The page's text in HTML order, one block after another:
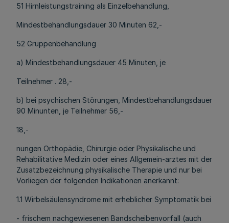
51 Hirnleistungstraining als Einzelbehandlung,
Mindestbehandlungsdauer 30 Minuten 62,-
52 Gruppenbehandlung
a) Mindestbehandlungsdauer 45 Minuten, je
Teilnehmer . 28,-
b) bei psychischen Störungen, Mindestbehandlungsdauer
90 Minunten, je Teilnehmer 56,-
18,-
nungen Orthopädie, Chirurgie oder Physikalische und
Rehabilitative Medizin oder eines Allgemein-arztes mit der
Zusatzbezeichnung physikalische Therapie und nur bei
Vorliegen der folgenden Indikationen anerkannt:
1.1 Wirbelsäulensyndrome mit erheblicher Symptomatik bei
- frischem nachgewiesenen Bandscheibenvorfall (auch